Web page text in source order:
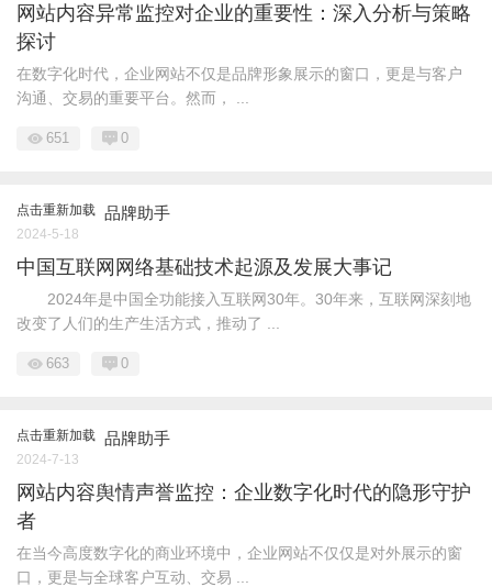
网站内容异常监控对企业的重要性：深入分析与策略
探讨
在数字化时代，企业网站不仅是品牌形象展示的窗口，更是与客户
沟通、交易的重要平台。然而， ...
651 0
点击重新加载 品牌助手
2024-5-18
中国互联网网络基础技术起源及发展大事记
2024年是中国全功能接入互联网30年。30年来，互联网深刻地
改变了人们的生产生活方式，推动了 ...
663 0
点击重新加载 品牌助手
2024-7-13
网站内容舆情声誉监控：企业数字化时代的隐形守护
者
在当今高度数字化的商业环境中，企业网站不仅仅是对外展示的窗
口，更是与全球客户互动、交易 ...